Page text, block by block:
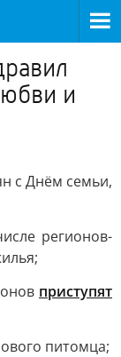
и
с Днём семьи,
регионов-
приступят
питомца;